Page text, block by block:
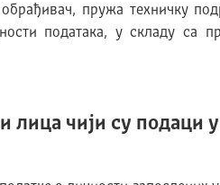
пружа техничку
података, у складу са
чији су подаци